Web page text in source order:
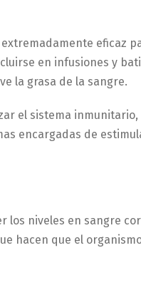
extremadamente eficaz
en infusiones y
la grasa de la sangre.
el sistema
encargadas de
los niveles en sangre
hacen que el